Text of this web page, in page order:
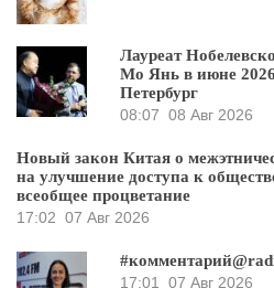
Лауреат
Мо Янь в июне
Петербург
08:07 08 Авг 2026
Новый закон Китая о
на улучшение доступа к
всеобщее процветание
17:02 07 Авг 2026
17:01
07 Авг 2026